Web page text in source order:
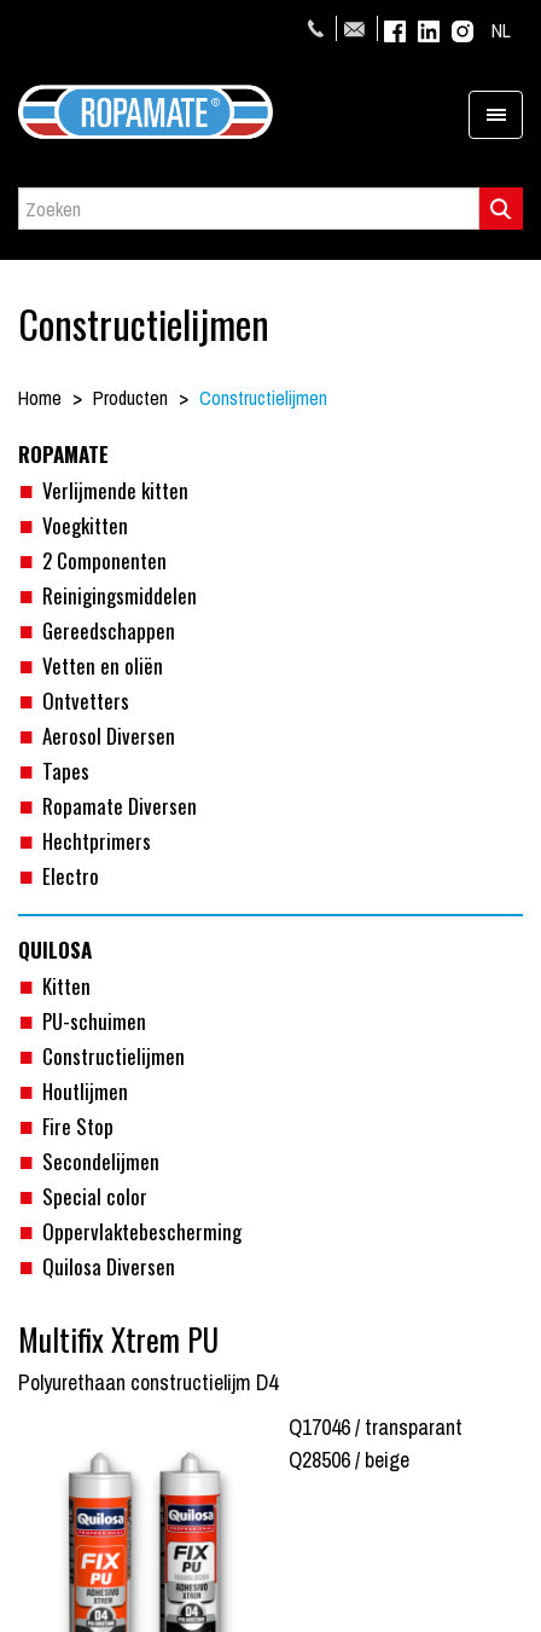
NL
Constructielijmen
Home Producten Constructielijmen
ROPAMATE
Verlijmende kitten
Voegkitten
2 Componenten
Reinigingsmiddelen
Gereedschappen
Vetten en oliën
Ontvetters
Aerosol Diversen
Tapes
Ropamate Diversen
Hechtprimers
Electro
QUILOSA
Kitten
PU-schuimen
Constructielijmen
Houtlijmen
Fire Stop
Secondelijmen
Special color
Oppervlaktebescherming
Quilosa Diversen
Multifix Xtrem PU
Polyurethaan constructielijm D4
Q17046 / transparant
Q28506 / beige